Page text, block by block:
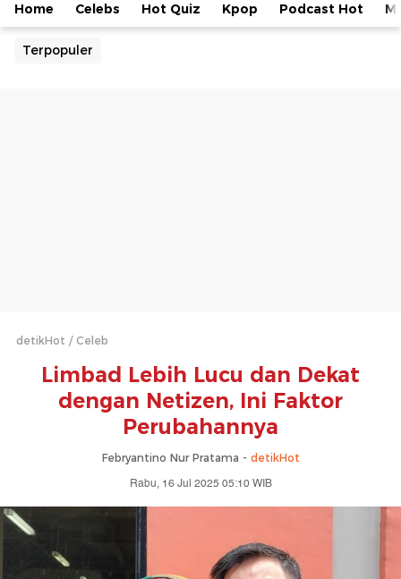
Home Celebs Hot Quiz Kpop Podcast Hot
Terpopuler
detikHot Celeb
Limbad Lebih Lucu dan Dekat
dengan Netizen, Ini Faktor
Perubahannya
Febryantino Nur Pratama - detikHot
Rabu, 16 Jul 2025 05:10 WIB